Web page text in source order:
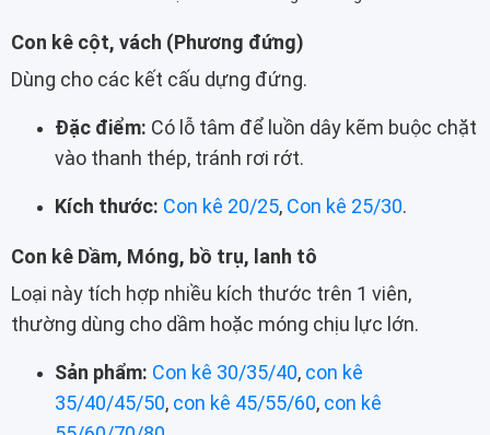
Con kê cột, vách (Phương đứng)
Dùng cho các kết cấu dựng đứng.
Đặc điểm: Có lỗ tâm để luồn dây kẽm buộc chặt
vào thanh thép, tránh rơi rớt.
Kích thước: Con kê 20/25, Con kê 25/30.
Con kê Dầm, Móng, bồ trụ, lanh tô
Loại này tích hợp nhiều kích thước trên 1 viên,
thường dùng cho dầm hoặc móng chịu lực lớn.
Sản phẩm: Con kê 30/35/40, con kê
35/40/45/50, con kê 45/55/60, con kê